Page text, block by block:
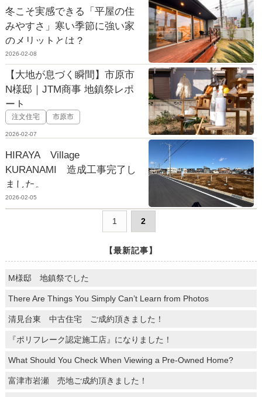
冬こそ実感できる「平屋の住
みやすさ」寒い季節に強い家
のメリットとは？
2026-02-08
【大地が息づく瞬間】市原市
N様邸｜JTM商事 地鎮祭レポ
ート
注文住宅 市原市
2026-02-07
HIRAYA Village
KURANAMI 造成工事完了し
ました。
2026-02-05
1 2
【最新記事】
M様邸 地鎮祭でした
There Are Things You Simply Can’t Learn from Photos
清見台東 中古住宅 ご成約頂きました！
『ポリフレーク認定施工店』になりました！
What Should You Check When Viewing a Pre-Owned Home?
富津市岩瀬 売地ご成約頂きました！